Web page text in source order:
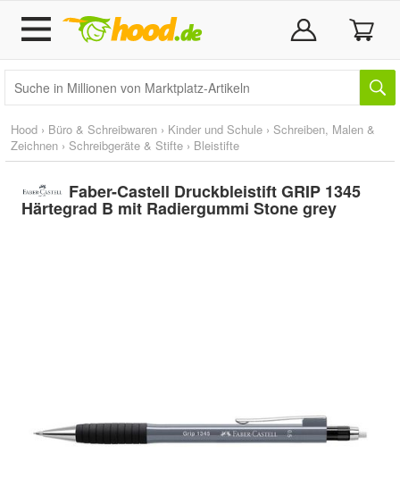
Hood › Büro & Schreibwaren › Kinder und Schule › Schreiben, Malen &
Zeichnen › Schreibgeräte & Stifte › Bleistifte
Faber-Castell Druckbleistift GRIP 1345
Härtegrad B mit Radiergummi Stone grey